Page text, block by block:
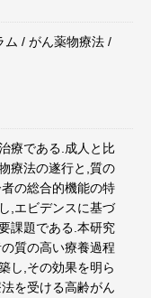
ム / がん薬物療法 /
療である.成人と比
療法の遂行と,質の
の総合的機能の特
,エビデンスに基づ
課題である.本研究
質の高い療養過程
し,その効果を明ら
を受ける高齢がん